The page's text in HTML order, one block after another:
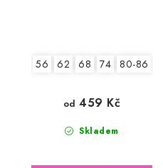
56 62 68 74 80-86
Skladem
od 459 Kč